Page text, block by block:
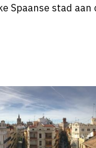
Spaanse stad aan